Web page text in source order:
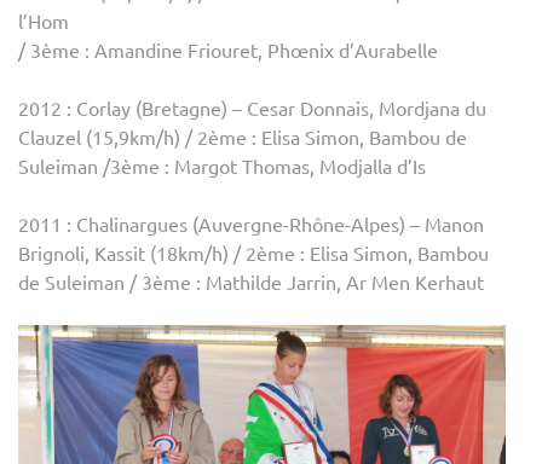
l’Hom
/ 3ème : Amandine Friouret, Phœnix d’Aurabelle
2012 : Corlay (Bretagne) – Cesar Donnais, Mordjana du
Clauzel (15,9km/h) / 2ème : Elisa Simon, Bambou de
Suleiman /3ème : Margot Thomas, Modjalla d’Is
2011 : Chalinargues (Auvergne-Rhône-Alpes) – Manon
Brignoli, Kassit (18km/h) / 2ème : Elisa Simon, Bambou
de Suleiman / 3ème : Mathilde Jarrin, Ar Men Kerhaut